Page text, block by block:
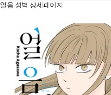
동
얼음 성벽 상세페이지